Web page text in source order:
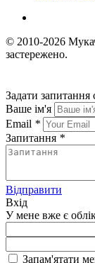
© 2010-2026
застережено.
Задати
Ваше ім'я
Email *
Запитання *
Відправити
Вхід
У мене вже є
Запам'ятати